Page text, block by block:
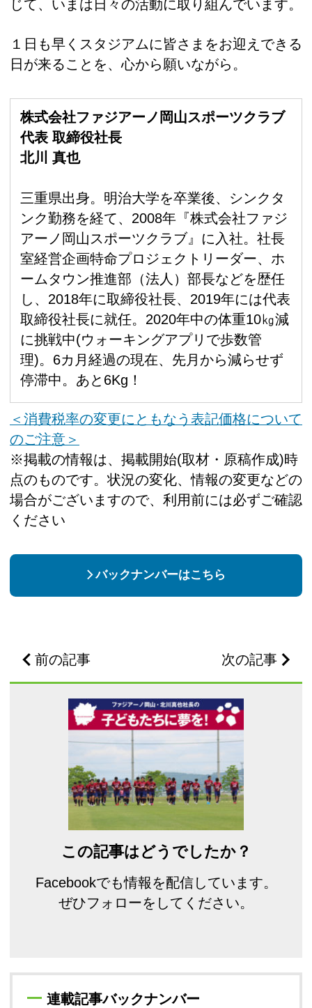
じて、いまは日々の活動に取り組んでいます。
１日も早くスタジアムに皆さまをお迎えできる
日が来ることを、心から願いながら。
株式会社ファジアーノ岡山スポーツクラブ
代表 取締役社長
北川 真也
三重県出身。明治大学を卒業後、シンクタ
ンク勤務を経て、2008年『株式会社ファジ
アーノ岡山スポーツクラブ』に入社。社長
室経営企画特命プロジェクトリーダー、ホ
ームタウン推進部（法人）部長などを歴任
し、2018年に取締役社長、2019年には代表
取締役社長に就任。2020年中の体重10㎏減
に挑戦中(ウォーキングアプリで歩数管
理)。6カ月経過の現在、先月から減らせず
停滞中。あと6Kg！
＜消費税率の変更にともなう表記価格について
のご注意＞
※掲載の情報は、掲載開始(取材・原稿作成)時
点のものです。状況の変化、情報の変更などの
場合がございますので、利用前には必ずご確認
ください
バックナンバーはこちら
前の記事 次の記事
この記事はどうでしたか？
Facebookでも情報を配信しています。
ぜひフォローをしてください。
連載記事バックナンバー